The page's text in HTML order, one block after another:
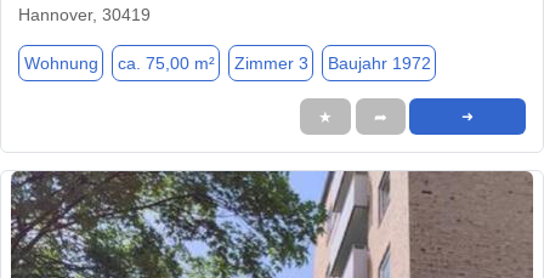
Hannover, 30419
Wohnung ca. 75,00 m² Zimmer 3 Baujahr 1972
★ ➦ ➜